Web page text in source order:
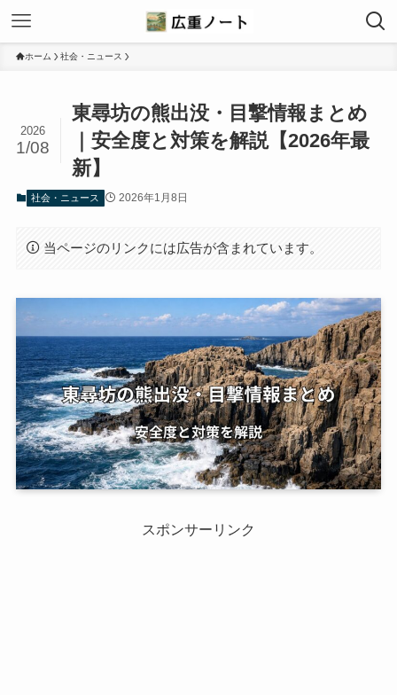
ホーム 社会・ニュース
東尋坊の熊出没・目撃情報まとめ
｜安全度と対策を解説【2026年最
新】
2026
1/08
社会・ニュース 2026年1月8日
当ページのリンクには広告が含まれています。
スポンサーリンク